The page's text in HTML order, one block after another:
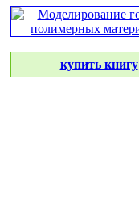
купить книгу